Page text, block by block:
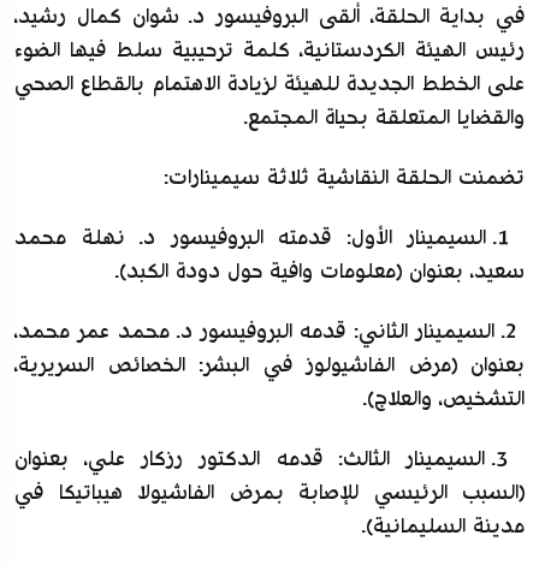
في بداية الحلقة، ألقى البروفيسور د. شوان كمال رشيد،
رئيس الهيئة الكردستانية، كلمة ترحيبية سلط فيها الضوء
على الخطط الجديدة للهيئة لزيادة الاهتمام بالقطاع الصحي
والقضايا المتعلقة بحياة المجتمع.
تضمنت الحلقة النقاشية ثلاثة سيمينارات:
1. السيمينار الأول: قدمته البروفيسور د. نهلة محمد
سعيد، بعنوان (معلومات وافية حول دودة الكبد).
2. السيمينار الثاني: قدمه البروفيسور د. محمد عمر محمد،
بعنوان (مرض الفاشيولوز في البشر: الخصائص السريرية،
التشخيص، والعلاج).
3. السيمينار الثالث: قدمه الدكتور رزكار علي، بعنوان
(السبب الرئيسي للإصابة بمرض الفاشيولا هيباتيكا في
مدينة السليمانية).